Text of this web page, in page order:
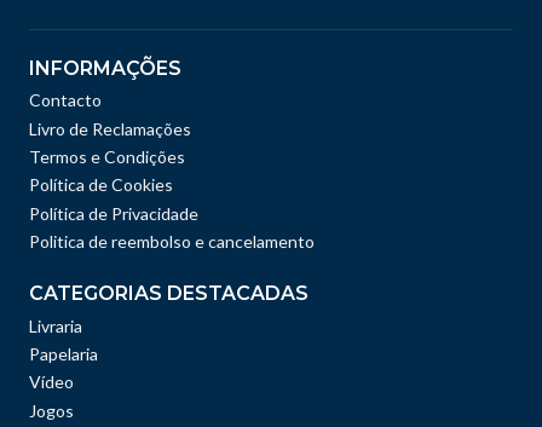
INFORMAÇÕES
Contacto
Livro de Reclamações
Termos e Condições
Política de Cookies
Política de Privacidade
Politica de reembolso e cancelamento
CATEGORIAS DESTACADAS
Livraria
Papelaria
Vídeo
Jogos